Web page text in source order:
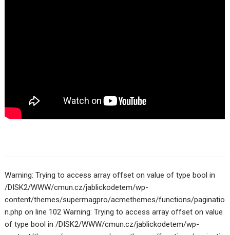
Warning: Trying to access array offset on value of type bool in
/DISK2/WWW/cmun.cz/jablickodetem/wp-
content/themes/supermagpro/acmethemes/functions/paginatio
n.php on line 102 Warning: Trying to access array offset on value
of type bool in /DISK2/WWW/cmun.cz/jablickodetem/wp-